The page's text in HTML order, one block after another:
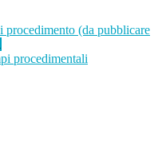
procedimento (da pubblicare
procedimentali